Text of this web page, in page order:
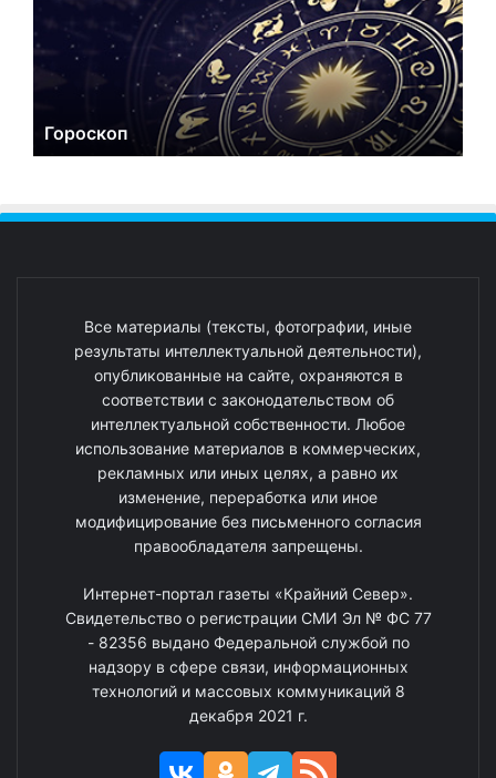
Гороскоп
Все материалы (тексты, фотографии, иные
результаты интеллектуальной деятельности),
опубликованные на сайте, охраняются в
соответствии с законодательством об
интеллектуальной собственности. Любое
использование материалов в коммерческих,
рекламных или иных целях, а равно их
изменение, переработка или иное
модифицирование без письменного согласия
правообладателя запрещены.
Интернет-портал газеты «Крайний Север».
Свидетельство о регистрации СМИ Эл № ФС 77
- 82356 выдано Федеральной службой по
надзору в сфере связи, информационных
технологий и массовых коммуникаций 8
декабря 2021 г.